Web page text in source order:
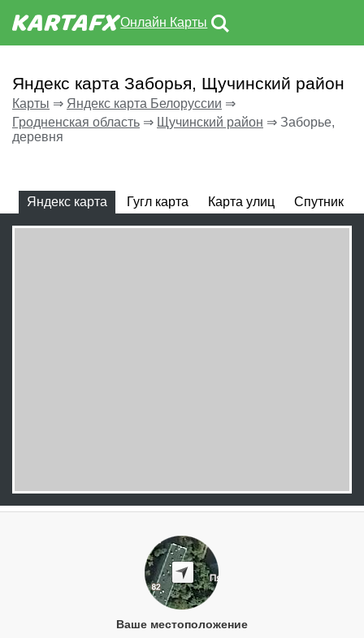
Онлайн Карты
Яндекс карта Заборья, Щучинский район
Карты ⇒ Яндекс карта Белоруссии ⇒
Гродненская область ⇒ Щучинский район ⇒ Заборье,
деревня
Яндекс карта Гугл карта Карта улиц Спутник
Ваше местоположение